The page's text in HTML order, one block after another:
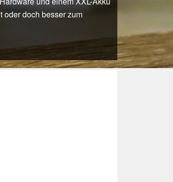
oder doch besser zum